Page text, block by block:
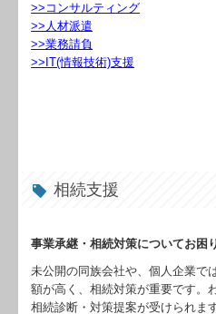
>>コンサルティング
>>人材派遣
>>業務請負
>>IT(情報技術)支援
相続支援
事業承継・相続対策についてお困
未公開の同族会社や、個人企業で
額が高く、相続対策が重要です。
相続診断・対策提案が受けられます